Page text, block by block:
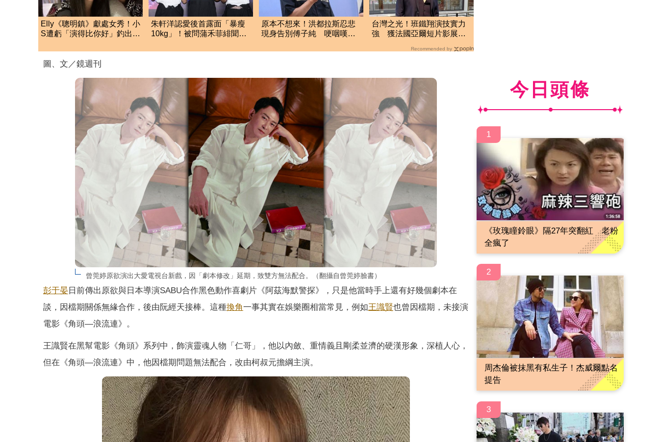
Elly《聰明鎮》獻處女秀！小
S遭虧「演得比你好」釣出本
朱軒洋認愛後首露面「暴瘦
10kg」！被問蒲禾菲緋聞
原本不想來！洪都拉斯忍悲
現身告別傅子純 哽咽嘆：
台灣之光！班鐵翔演技實力
強 獲法國亞爾短片影展
Recommended by
圖、文／鏡週刊
曾莞婷原欲演出大愛電視台新戲，因「劇本修改」延期，致雙方無法配合。（翻攝自曾莞婷臉書）
彭于晏 日前傳出原欲與日本導演SABU合作黑色動作喜劇片《阿茲海默警探》，只是他當時手上還有好幾個劇本在
談，因檔期關係無緣合作，後由阮經天接棒。這種換角一事其實在娛樂圈相當常見，例如王識賢也曾因檔期，未接演
電影《角頭—浪流連》。
王識賢在黑幫電影《角頭》系列中，飾演靈魂人物「仁哥」，他以內斂、重情義且剛柔並濟的硬漢形象，深植人心，
但在《角頭—浪流連》中，他因檔期問題無法配合，改由柯叔元擔綱主演。
今日頭條
1
《玫瑰瞳鈴眼》隔27年突翻紅 老粉
全瘋了
2
周杰倫被抹黑有私生子！杰威爾點名
提告
3